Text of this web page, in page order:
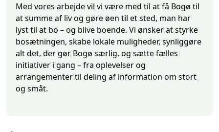
Med vores arbejde vil vi være med til at få Bogø til
at summe af liv og gøre øen til et sted, man har
lyst til at bo – og blive boende. Vi ønsker at styrke
bosætningen, skabe lokale muligheder, synliggøre
alt det, der gør Bogø særlig, og sætte fælles
initiativer i gang – fra oplevelser og
arrangementer til deling af information om stort
og småt.